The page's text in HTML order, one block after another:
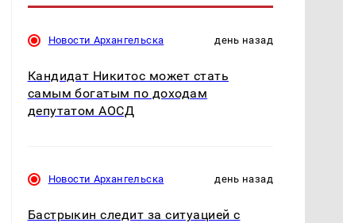
Новости Архангельска день назад
Кандидат Никитос может стать
самым богатым по доходам
депутатом АОСД
Новости Архангельска день назад
Бастрыкин следит за ситуацией с